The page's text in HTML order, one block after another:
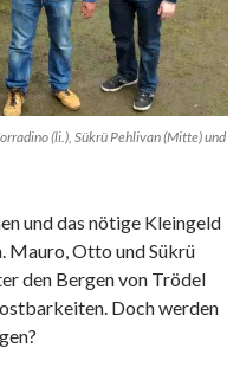
(li.), Sükrü Pehlivan (Mitte) und
und das nötige Kleingeld
Mauro, Otto und Sükrü
den Bergen von Trödel
Doch werden